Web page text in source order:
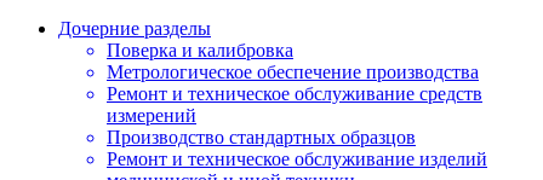
Дочерние разделы
Поверка и калибровка
Метрологическое обеспечение производства
Ремонт и техническое обслуживание средств
измерений
Производство стандартных образцов
Ремонт и техническое обслуживание изделий